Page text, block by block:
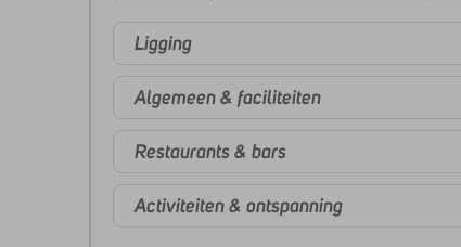
Ligging
Algemeen & faciliteiten
Restaurants & bars
Activiteiten & ontspanning